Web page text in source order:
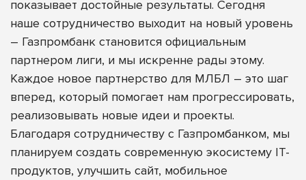
показывает достойные результаты. Сегодня
наше сотрудничество выходит на новый уровень
– Газпромбанк становится официальным
партнером лиги, и мы искренне рады этому.
Каждое новое партнерство для МЛБЛ – это шаг
вперед, который помогает нам прогрессировать,
реализовывать новые идеи и проекты.
Благодаря сотрудничеству с Газпромбанком, мы
планируем создать современную экосистему IT-
продуктов, улучшить сайт, мобильное